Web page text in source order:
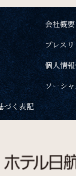
検索
一覧 ご予約の確
会社概要
プレスリ
個人情
ソーシ
づく表記